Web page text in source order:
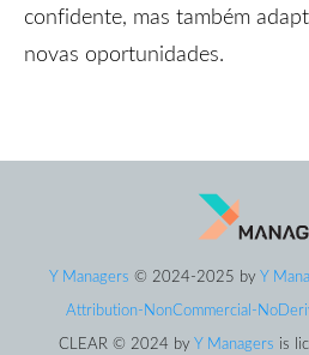
confidente, mas também
novas oportunidades.
Y Managers © 2024-2025 by Y
Attribution-NonCommercial-
CLEAR © 2024 by Y Managers is